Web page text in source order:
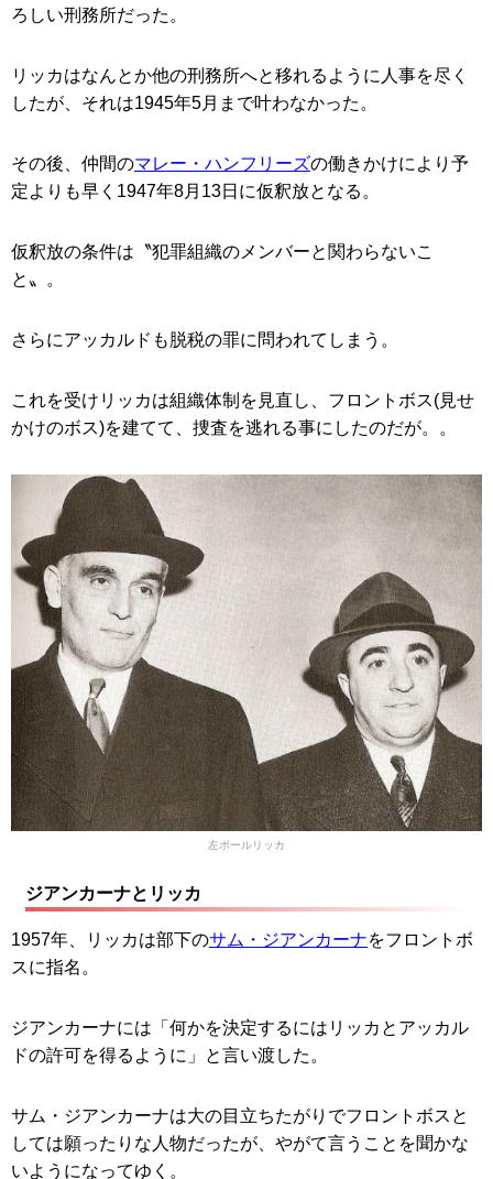
ろしい刑務所だった。
リッカはなんとか他の刑務所へと移れるように人事を尽く
したが、それは1945年5月まで叶わなかった。
その後、仲間のマレー・ハンフリーズの働きかけにより予
定よりも早く1947年8月13日に仮釈放となる。
仮釈放の条件は〝犯罪組織のメンバーと関わらないこ
と〟。
さらにアッカルドも脱税の罪に問われてしまう。
これを受けリッカは組織体制を見直し、フロントボス(見せ
かけのボス)を建てて、捜査を逃れる事にしたのだが。。
左ポールリッカ
ジアンカーナとリッカ
1957年、リッカは部下のサム・ジアンカーナをフロントボ
スに指名。
ジアンカーナには「何かを決定するにはリッカとアッカル
ドの許可を得るように」と言い渡した。
サム・ジアンカーナは大の目立ちたがりでフロントボスと
しては願ったりな人物だったが、やがて言うことを聞かな
いようになってゆく。